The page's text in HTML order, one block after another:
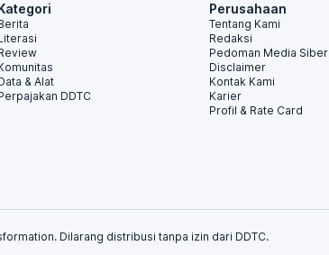
& Alat
DDTC
Perusahaan
Tentang Kami
Redaksi
Pedoman Media Siber
Disclaimer
Kontak Kami
Karier
Profil & Rate Card
Dilarang distribusi tanpa izin dari DDTC.